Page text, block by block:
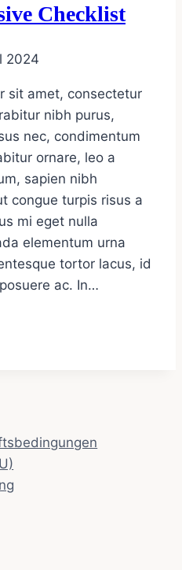
Checklist
2024
sit amet, consectetur
nibh purus,
nec, condimentum
ornare, leo a
sapien nibh
congue turpis risus a
mi eget nulla
elementum urna
tortor lacus, id
ac. In…